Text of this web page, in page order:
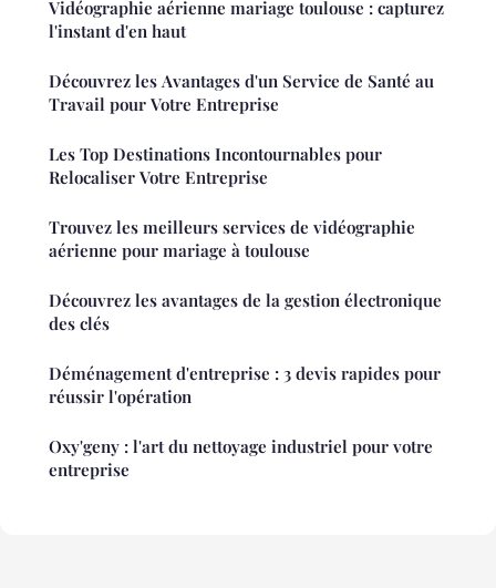
Vidéographie aérienne mariage toulouse : capturez
l'instant d'en haut
Découvrez les Avantages d'un Service de Santé au
Travail pour Votre Entreprise
Les Top Destinations Incontournables pour
Relocaliser Votre Entreprise
Trouvez les meilleurs services de vidéographie
aérienne pour mariage à toulouse
Découvrez les avantages de la gestion électronique
des clés
Déménagement d'entreprise : 3 devis rapides pour
réussir l'opération
Oxy'geny : l'art du nettoyage industriel pour votre
entreprise